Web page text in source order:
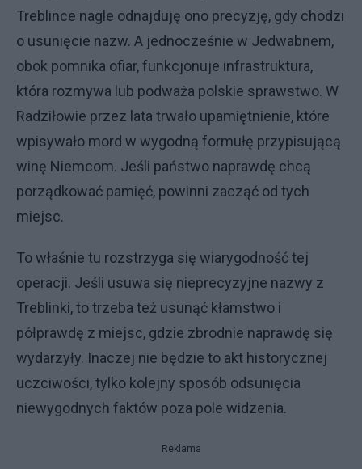
Treblince nagle odnajduję ono precyzję, gdy chodzi
o usunięcie nazw. A jednocześnie w Jedwabnem,
obok pomnika ofiar, funkcjonuje infrastruktura,
która rozmywa lub podważa polskie sprawstwo. W
Radziłowie przez lata trwało upamiętnienie, które
wpisywało mord w wygodną formułę przypisującą
winę Niemcom. Jeśli państwo naprawdę chcą
porządkować pamięć, powinni zacząć od tych
miejsc.
To właśnie tu rozstrzyga się wiarygodność tej
operacji. Jeśli usuwa się nieprecyzyjne nazwy z
Treblinki, to trzeba też usunąć kłamstwo i
półprawdę z miejsc, gdzie zbrodnie naprawdę się
wydarzyły. Inaczej nie będzie to akt historycznej
uczciwości, tylko kolejny sposób odsunięcia
niewygodnych faktów poza pole widzenia.
Reklama